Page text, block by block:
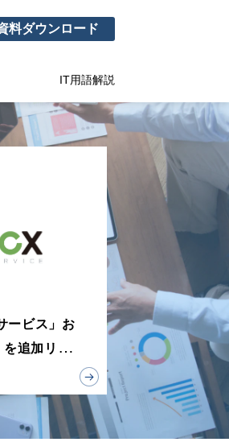
料ダウンロード
IT用語解説
ービス」お
追加リリー